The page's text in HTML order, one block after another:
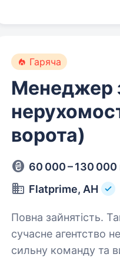
Гаряча
Менеджер
ворота)
60 000 – 130 000
Flatprime, АН
Повна зайнятість. Також
сучасне агентство
сильну команду та